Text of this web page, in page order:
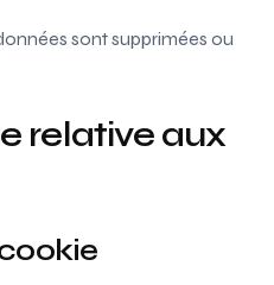
sont supprimées ou
relative aux